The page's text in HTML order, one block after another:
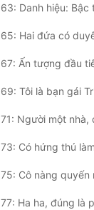
Danh hiệu:
Hai đứa có
Ấn tượng đầu
Tôi là bạn gái
Người một nhà,
Có hứng thú
Cô nàng quyến
Ha ha, đúng là